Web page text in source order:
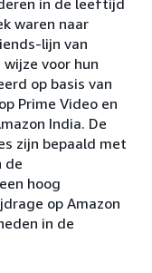
in de leeftijd
waren naar
lijn van
voor hun
op basis van
Prime Video en
India. De
zijn bepaald met
de
hoog
op Amazon
in de